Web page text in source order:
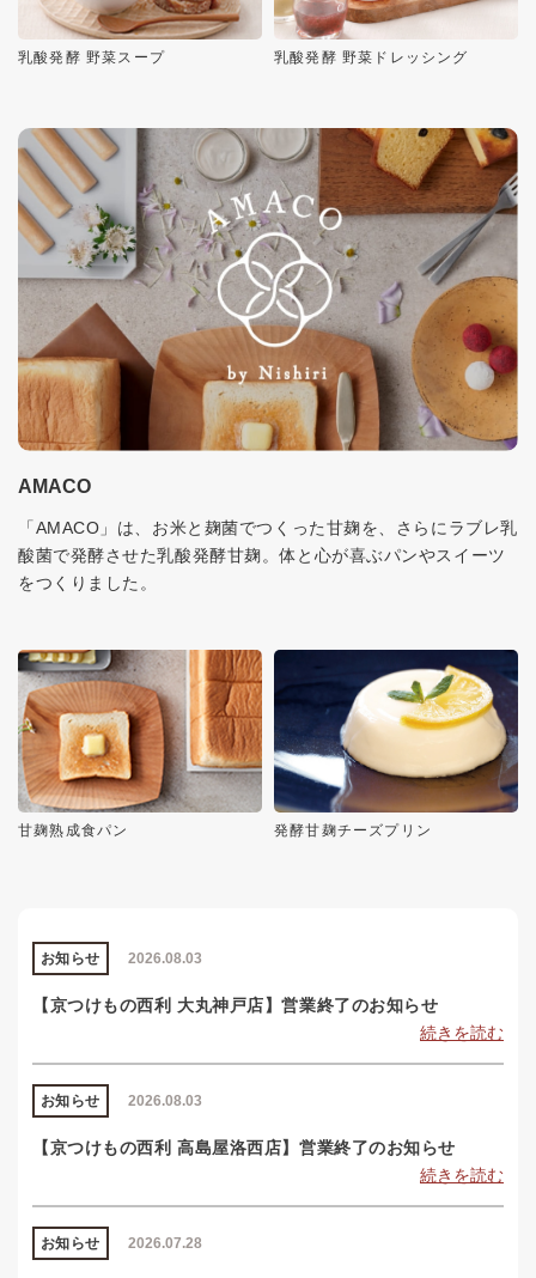
乳酸発酵 野菜スープ 乳酸発酵 野菜ドレッシング
AMACO
「AMACO」は、お米と麹菌でつくった甘麹を、さらにラブレ乳
酸菌で発酵させた乳酸発酵甘麹。体と心が喜ぶパンやスイーツ
をつくりました。
甘麹熟成食パン 発酵甘麹チーズプリン
2026.08.03
お知らせ
【京つけもの西利 大丸神戸店】営業終了のお知らせ
続きを読む
2026.08.03
お知らせ
【京つけもの西利 高島屋洛西店】営業終了のお知らせ
続きを読む
2026.07.28
お知らせ